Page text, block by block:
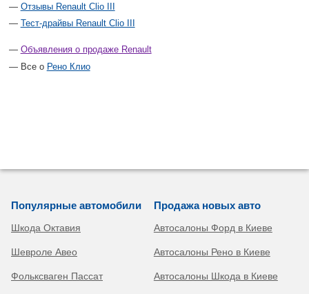
Отзывы Renault Clio III
Тест-драйвы Renault Clio III
Объявления о продаже Renault
Все о Рено Клио
Популярные автомобили
Шкода Октавия
Шевроле Авео
Фольксваген Пассат
Продажа новых авто
Автосалоны Форд в Киеве
Автосалоны Рено в Киеве
Автосалоны Шкода в Киеве